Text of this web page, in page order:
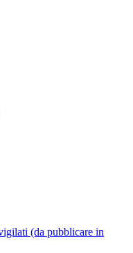
(da pubblicare in